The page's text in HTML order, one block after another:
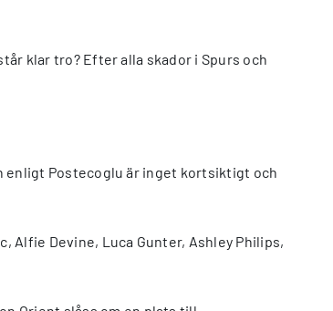
klar tro? Efter alla skador i Spurs och
enligt Postecoglu är inget kortsiktigt och
Alfie Devine, Luca Gunter, Ashley Philips,